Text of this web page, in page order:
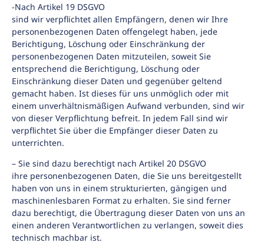
-Nach Artikel 19 DSGVO
sind wir verpflichtet allen Empfängern, denen wir Ihre
personenbezogenen Daten offengelegt haben, jede
Berichtigung, Löschung oder Einschränkung der
personenbezogenen Daten mitzuteilen, soweit Sie
entsprechend die Berichtigung, Löschung oder
Einschränkung dieser Daten und gegenüber geltend
gemacht haben. Ist dieses für uns unmöglich oder mit
einem unverhältnismäßigen Aufwand verbunden, sind wir
von dieser Verpflichtung befreit. In jedem Fall sind wir
verpflichtet Sie über die Empfänger dieser Daten zu
unterrichten.
– Sie sind dazu berechtigt nach Artikel 20 DSGVO
ihre personenbezogenen Daten, die Sie uns bereitgestellt
haben von uns in einem strukturierten, gängigen und
maschinenlesbaren Format zu erhalten. Sie sind ferner
dazu berechtigt, die Übertragung dieser Daten von uns an
einen anderen Verantwortlichen zu verlangen, soweit dies
technisch machbar ist.